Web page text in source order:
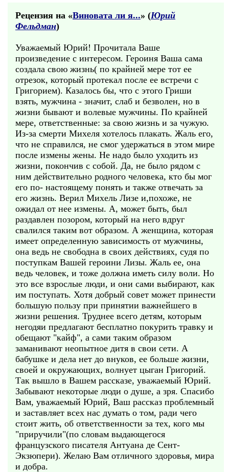
Рецензия на «Виновата ли я...» (Юрий
Фельдман)
Уважаемый Юрий! Прочитала Ваше
произведение с интересом. Героиня Ваша сама
создала свою жизнь( по крайней мере тот ее
отрезок, который протекал после ее встречи с
Григорием). Казалось бы, что с этого Гриши
взять, мужчина - значит, слаб и безволен, но в
жизни бывают и волевые мужчины. По крайней
мере, ответственные: за свою жизнь и за чужую.
Из-за смерти Михеля хотелось плакать. Жаль его,
что не справился, не смог удержаться в этом мире
после измены жены. Не надо было уходить из
жизни, покончив с собой. Да, не было рядом с
ним действительно родного человека, кто бы мог
его по- настоящему понять и также отвечать за
его жизнь. Верил Михель Лизе и,похоже, не
ожидал от нее измены. А, может быть, был
раздавлен позором, который на него вдруг
свалился таким вот образом. А женщина, которая
имеет определенную зависимость от мужчины,
она ведь не свободна в своих действиях, судя по
поступкам Вашей героини Лизы. Жаль ее, она
ведь человек, и тоже должна иметь силу воли. Но
это все взрослые люди, и они сами выбирают, как
им поступать. Хотя добрый совет может принести
большую пользу при принятии важнейшего в
жизни решения. Труднее всего детям, которым
негодяи предлагают бесплатно покурить травку и
обещают "кайф", а сами таким образом
заманивают неопытное дитя в свои сети. А
бабушке и дела нет до внуков, ее больше жизни,
своей и окружающих, волнует цыган Григорий.
Так вышло в Вашем рассказе, уважаемый Юрий.
Забывают некоторые люди о душе, а зря. Спасибо
Вам, уважаемый Юрий, Ваш рассказ проблемный
и заставляет всех нас думать о том, ради чего
стоит жить, об ответственности за тех, кого мы
"приручили"(по словам выдающегося
французского писателя Антуана де Сент-
Экзюпери). Желаю Вам отличного здоровья, мира
и добра.